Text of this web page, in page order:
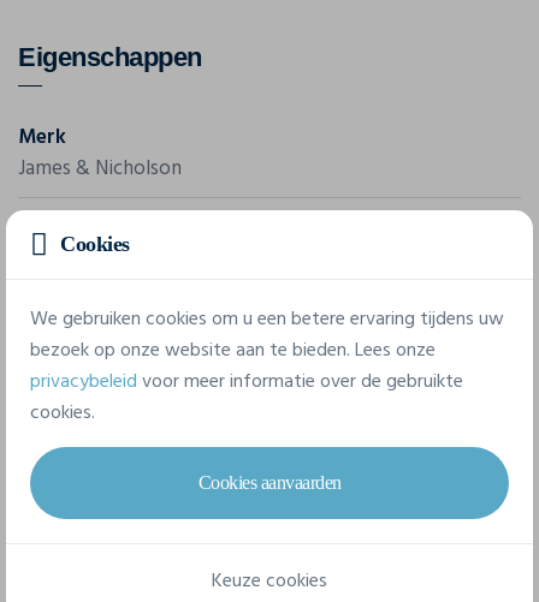
Eigenschappen
Merk
James & Nicholson
Referentie
JN 185
4 beschikbare maten
Cookies
We gebruiken cookies om u een betere ervaring tijdens uw
bezoek op onze website aan te bieden. Lees onze
privacybeleidvoor meer informatie over de gebruikte
cookies.
Cookies aanvaarden
Keuze cookies